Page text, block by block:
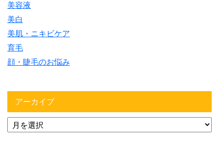
美容液
美白
美肌・ニキビケア
育毛
顔・睫毛のお悩み
アーカイブ